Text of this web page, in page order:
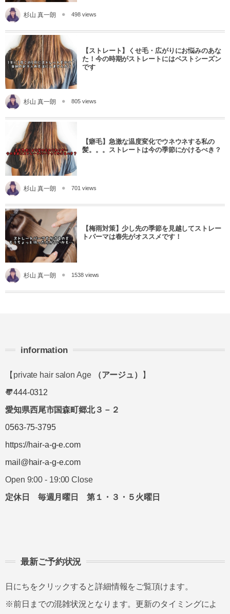
杉山 真一朗 498 views
【ストレート】くせ毛・広がりにお悩みのあな
た！今の時期がストレートにはベストシーズン
です
杉山 真一朗 805 views
【癖毛】急激な温度変化でウネウネする私の
髪。。。ストレートは今の季節にかけるべき？
杉山 真一朗 701 views
【梅雨対策】少し先の季節を見越してストレー
トパーマは春先がオススメです！
杉山 真一朗 1538 views
information
【private hair salon Age （アージュ）
】
〠444-0312
愛知県西尾市国森町郷北３－２
0563-75-3795
https://hair-a-g-e.com
mail@hair-a-g-e.com
Open 9:00 - 19:00 Close
定休日 毎週月曜日 第１・３・５火曜日
最新ご予約状況
日にちをクリックすると詳細情報をご覧頂けます。
※前日までの混雑状況となります。更新のタイミングによ